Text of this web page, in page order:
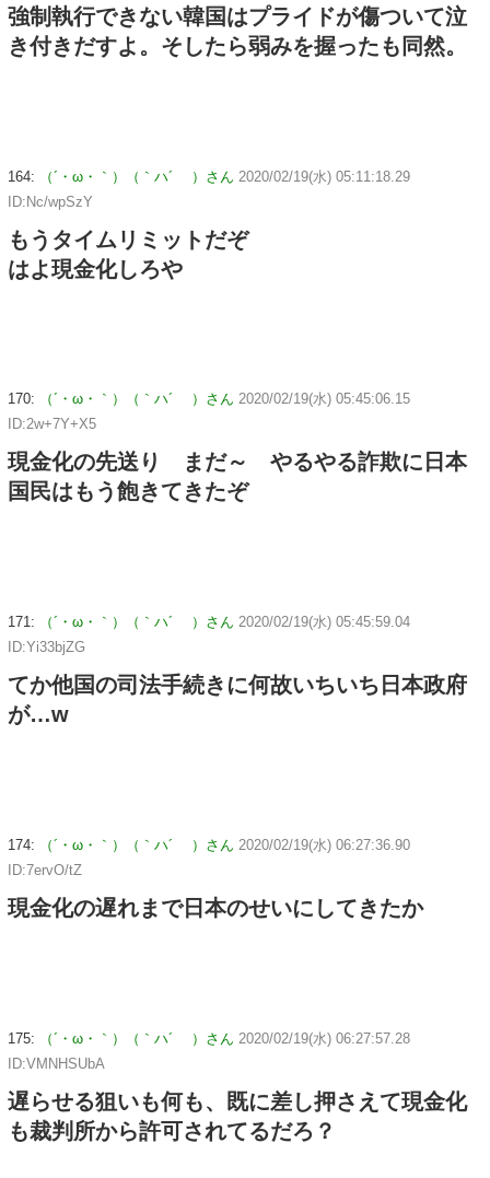
強制執行できない韓国はプライドが傷ついて泣
き付きだすよ。そしたら弱みを握ったも同然。
164: （´・ω・｀）（｀ハ´ ）さん 2020/02/19(水) 05:11:18.29
ID:Nc/wpSzY
もうタイムリミットだぞ
はよ現金化しろや
170: （´・ω・｀）（｀ハ´ ）さん 2020/02/19(水) 05:45:06.15
ID:2w+7Y+X5
現金化の先送り まだ～ やるやる詐欺に日本
国民はもう飽きてきたぞ
171: （´・ω・｀）（｀ハ´ ）さん 2020/02/19(水) 05:45:59.04
ID:Yi33bjZG
てか他国の司法手続きに何故いちいち日本政府
が…w
174: （´・ω・｀）（｀ハ´ ）さん 2020/02/19(水) 06:27:36.90
ID:7ervO/tZ
現金化の遅れまで日本のせいにしてきたか
175: （´・ω・｀）（｀ハ´ ）さん 2020/02/19(水) 06:27:57.28
ID:VMNHSUbA
遅らせる狙いも何も、既に差し押さえて現金化
も裁判所から許可されてるだろ？